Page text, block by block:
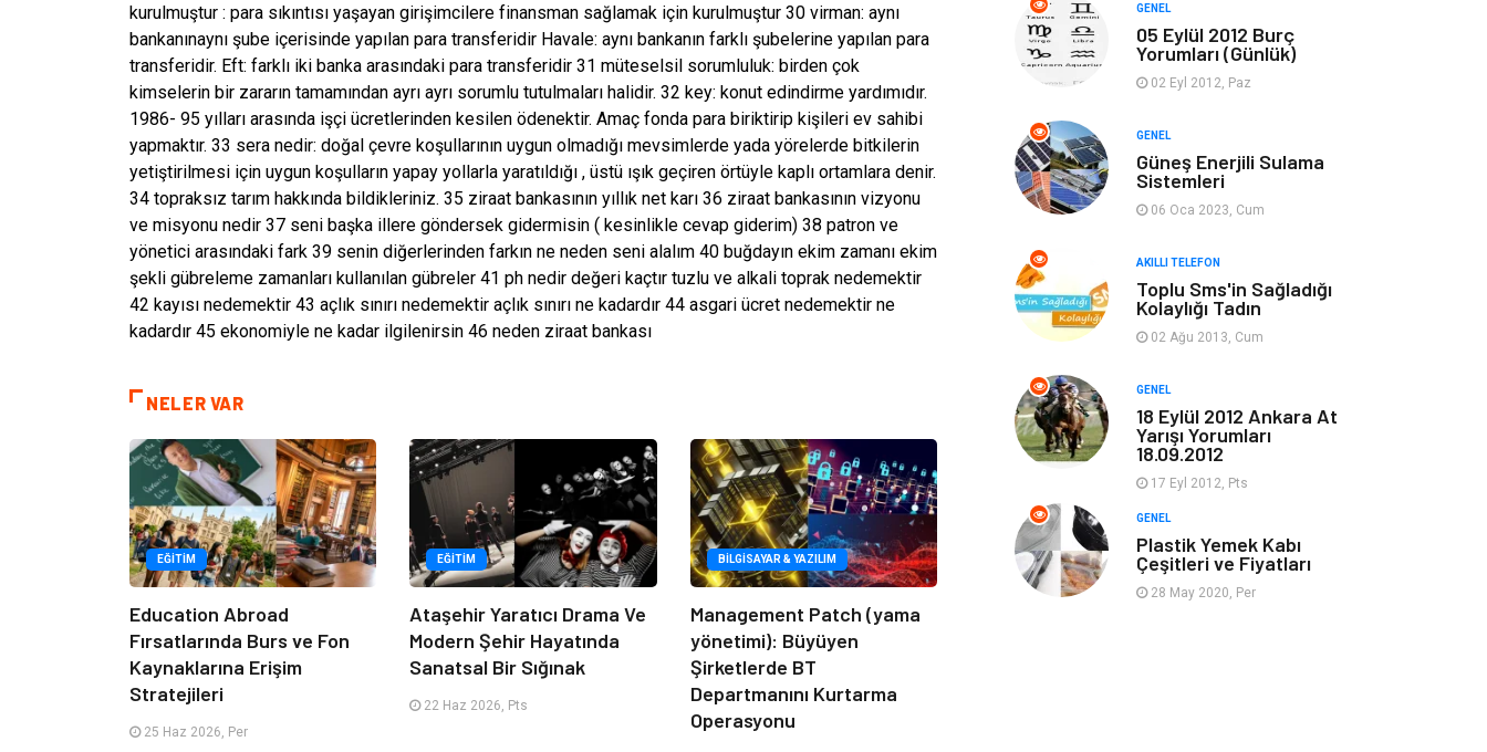
kurulmuştur : para sıkıntısı yaşayan girişimcilere finansman sağlamak için kurulmuştur 30 virman: aynı
bankanınaynı şube içerisinde yapılan para transferidir Havale: aynı bankanın farklı şubelerine yapılan para
transferidir. Eft: farklı iki banka arasındaki para transferidir 31 müteselsil sorumluluk: birden çok
kimselerin bir zararın tamamından ayrı ayrı sorumlu tutulmaları halidir. 32 key: konut edindirme yardımıdır.
1986- 95 yılları arasında işçi ücretlerinden kesilen ödenektir. Amaç fonda para biriktirip kişileri ev sahibi
yapmaktır. 33 sera nedir: doğal çevre koşullarının uygun olmadığı mevsimlerde yada yörelerde bitkilerin
yetiştirilmesi için uygun koşulların yapay yollarla yaratıldığı , üstü ışık geçiren örtüyle kaplı ortamlara denir.
34 topraksız tarım hakkında bildikleriniz. 35 ziraat bankasının yıllık net karı 36 ziraat bankasının vizyonu
ve misyonu nedir 37 seni başka illere göndersek gidermisin ( kesinlikle cevap giderim) 38 patron ve
yönetici arasındaki fark 39 senin diğerlerinden farkın ne neden seni alalım 40 buğdayın ekim zamanı ekim
şekli gübreleme zamanları kullanılan gübreler 41 ph nedir değeri kaçtır tuzlu ve alkali toprak nedemektir
42 kayısı nedemektir 43 açlık sınırı nedemektir açlık sınırı ne kadardır 44 asgari ücret nedemektir ne
kadardır 45 ekonomiyle ne kadar ilgilenirsin 46 neden ziraat bankası
NELER VAR
EĞITIM
Education Abroad
Fırsatlarında Burs ve Fon
Kaynaklarına Erişim
Stratejileri
25 Haz 2026, Per
EĞITIM
Ataşehir Yaratıcı Drama Ve
Modern Şehir Hayatında
Sanatsal Bir Sığınak
22 Haz 2026, Pts
BILGISAYAR & YAZILIM
Management Patch (yama
yönetimi): Büyüyen
Şirketlerde BT
Departmanını Kurtarma
Operasyonu
Elektrik Elektronik
Tanıtıcı Reklam Alışveriş
Hukuk
Dekorasyon Tatil
Makine
Yazılım
Güzellik & Bakım Magazin Dünyası
Organizasyon
Hizmet Otomotiv
Bebek Giyim
GENEL
05 Eylül 2012 Burç
Yorumları (Günlük)
02 Eyl 2012, Paz
GENEL
Güneş Enerjili Sulama
Sistemleri
06 Oca 2023, Cum
AKILLI TELEFON
Toplu Sms'in Sağladığı
Kolaylığı Tadın
02 Ağu 2013, Cum
GENEL
18 Eylül 2012 Ankara At
Yarışı Yorumları
18.09.2012
17 Eyl 2012, Pts
GENEL
Plastik Yemek Kabı
Çeşitleri ve Fiyatları
28 May 2020, Per